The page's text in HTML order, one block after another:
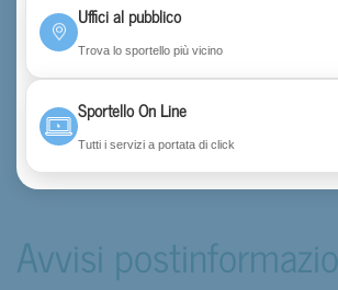
Uffici al pubblico
Trova lo sportello più vicino
Sportello On Line
Tutti i servizi a portata di click
Avvisi